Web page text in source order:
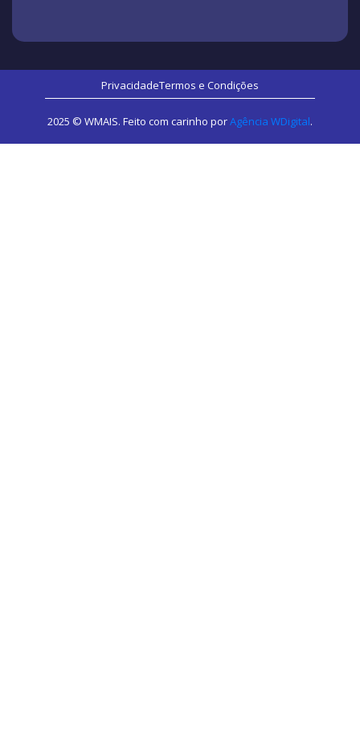
PrivacidadeTermos e Condições
2025 © WMAIS. Feito com carinho porAgência WDigital.